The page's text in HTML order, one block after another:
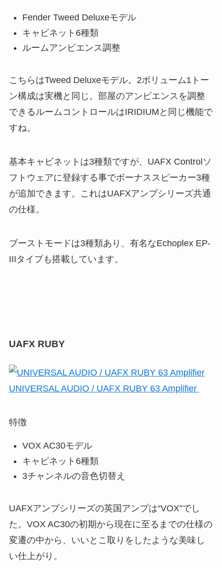
Fender Tweed Deluxeモデル
キャビネット6種類
ルームアンビエンス調整
こちらはTweed Deluxeモデル。2ボリューム1トー
ン構成は実機と同じ。部屋のアンビエンスを調整
できるルームコントロールはIRIDIUMと同じ機能で
すね。
基本キャビネットは3種類ですが、UAFX Controlソ
フトウェアに登録する事でボーナススピーカー3種
が追加できます。これはUAFXアンプシリーズ共通
の仕様。
ブーストモードは3種類あり、有名なEchoplex EP-
IIIタイプも搭載しています。
UAFX RUBY
UNIVERSAL AUDIO / UAFX RUBY 63 Amplifier
特徴
VOX AC30モデル
キャビネット6種類
3チャンネルの音色切替え
UAFXアンプシリーズの英国アンプは“VOX”でし
た。VOX AC30の初期から現在に至るまでの仕様の
変遷の中から、いいとこ取りをしたような美味し
い仕上がり。